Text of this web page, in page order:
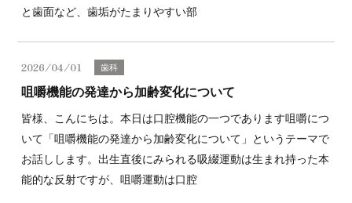
と歯面など、歯垢がたまりやすい部
2026/04/01 歯科
咀嚼機能の発達から加齢変化について
皆様、こんにちは。本日は口腔機能の一つであります咀嚼につ
いて「咀嚼機能の発達から加齢変化について」というテーマで
お話しします。出生直後にみられる吸綴運動は生まれ持った本
能的な反射ですが、咀嚼運動は口腔